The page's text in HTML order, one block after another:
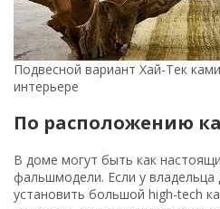
Подвесной вариант Хай-Тек
интерьере
По расположению
В доме могут быть как
фальшмодели. Если у
установить большой high-tech